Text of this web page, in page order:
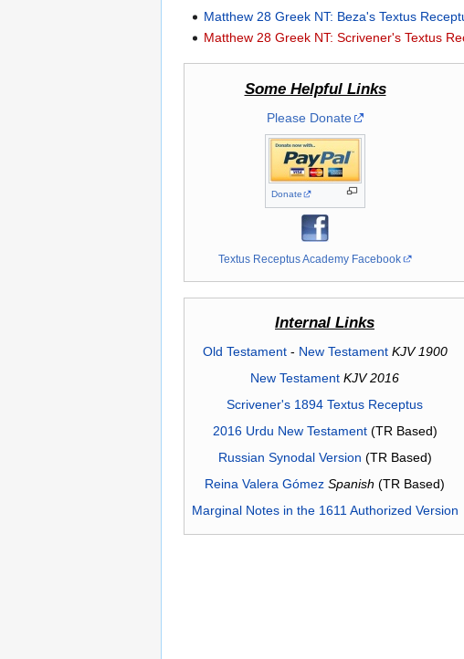
Matthew 28 Greek NT: Beza's Textus
Matthew 28 Greek NT: Scrivener's Textus
Some Helpful Links
Please Donate
Donate
Textus Receptus Academy Facebook
Internal Links
Old Testament- New Testament KJV 1900
New Testament KJV 2016
Scrivener's 1894 Textus Receptus
2016 Urdu New Testament(TR Based)
Russian Synodal Version (TR Based)
Reina Valera Gómez Spanish (TR Based)
Marginal Notes in the 1611 Authorized Version